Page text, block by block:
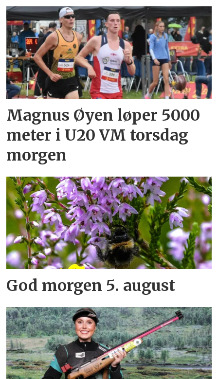
Magnus Øyen løper 5000
meter i U20 VM torsdag
morgen
God morgen 5. august